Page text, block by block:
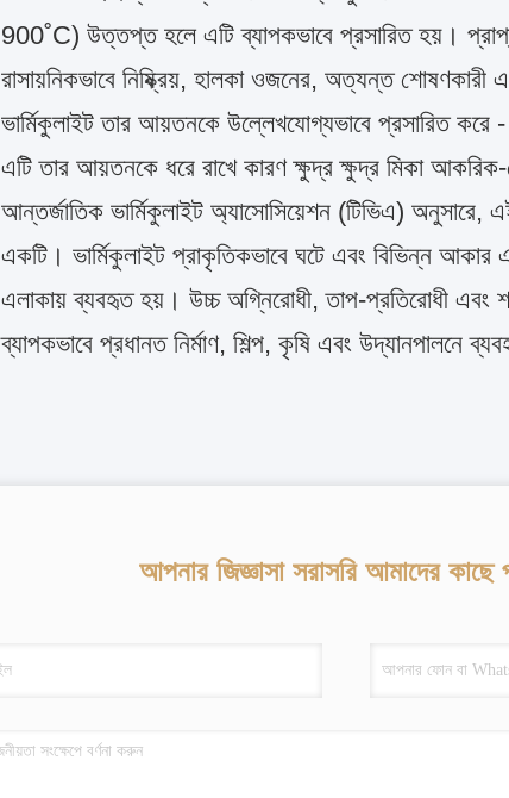
900˚С) উত্তপ্ত হলে এটি ব্যাপকভাবে প্রসারিত হয়।
রাসায়নিকভাবে নিষ্ক্রিয়, হালকা ওজনের, অত্যন্ত
ভার্মিকুলাইট তার আয়তনকে উল্লেখযোগ্যভাবে প্রসারিত
এটি তার আয়তনকে ধরে রাখে কারণ ক্ষুদ্র ক্ষুদ্র মিকা আকরিক-
আন্তর্জাতিক ভার্মিকুলাইট অ্যাসোসিয়েশন (টিভিএ) অনুসারে,
একটি। ভার্মিকুলাইট প্রাকৃতিকভাবে ঘটে এবং বিভিন্ন
এলাকায় ব্যবহৃত হয়। উচ্চ অগ্নিরোধী, তাপ-প্রতিরোধী এবং
ব্যাপকভাবে প্রধানত নির্মাণ, শিল্প, কৃষি এবং উদ্যানপালনে
আপনার জিজ্ঞাসা সরাসরি আমাদের কাছে